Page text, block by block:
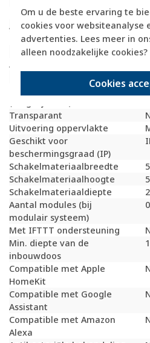
Om u de beste ervaring te
cookies voor websiteanalyse
advertenties. Lees meer in
alleen noodzakelijke cookies?
Cookies
Materiaalkwaliteit
Aantal polen
1
Materiaal
Bevestigingswijze
Aantal wippen
Transparant
Uitvoering oppervlakte
Geschikt voor
beschermingsgraad (IP)
Schakelmateriaalbreedte
Schakelmateriaalhoogte
Schakelmateriaaldiepte
Aantal modules (bij
modulair systeem)
0
Met IFTTT ondersteuning
Min. diepte van de
inbouwdoos
Compatible met Apple
HomeKit
Compatible met Google
Assistant
Compatible met Amazon
Alexa